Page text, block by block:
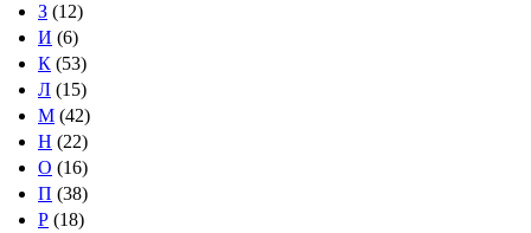
З (12)
И (6)
К (53)
Л (15)
М (42)
Н (22)
О (16)
П (38)
Р (18)